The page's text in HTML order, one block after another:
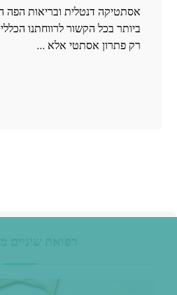
אסתטיקה דנטלית ובריאות הפה
ביותר בכל הקשור לרווחתנו
רק פתרון אסתטי אלא …
רפואת